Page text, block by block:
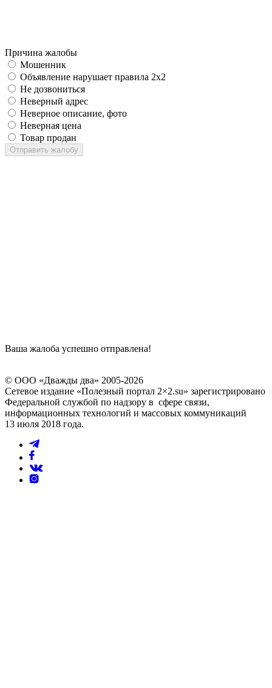
Причина жалобы
Мошенник
Объявление нарушает правила 2x2
Не дозвониться
Неверный адрес
Неверное описание, фото
Неверная цена
Товар продан
Отправить жалобу
Ваша жалоба успешно отправлена!
© ООО «Дважды два» 2005-2026
Сетевое издание «Полезный портал 2×2.su» зарегистрировано
Федеральной службой по надзору в сфере связи,
информационных технологий и массовых коммуникаций
13 июля 2018 года.